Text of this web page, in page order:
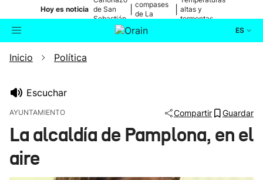
Hoy es noticia de San
Sebastián
compases
de La
altas y
tormentas
ES
Buscador
Inicio Política
Escuchar
AYUNTAMIENTO Compartir Guardar
La alcaldía de Pamplona, en el
aire